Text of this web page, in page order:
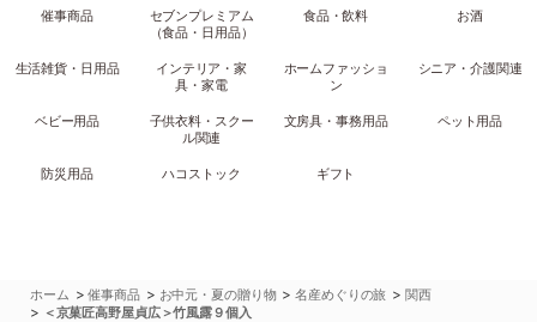
催事商品
セブンプレミアム
（食品・日用品）
食品・飲料 お酒
生活雑貨・日用品
インテリア・家
具・家電
ホームファッショ
ン
シニア・介護関連
ベビー用品
子供衣料・スクー
ル関連
文房具・事務用品 ペット用品
防災用品 ハコストック ギフト
ホーム >催事商品 > お中元・夏の贈り物 >名産めぐりの旅 >関西
> ＜京菓匠高野屋貞広＞竹風露９個入